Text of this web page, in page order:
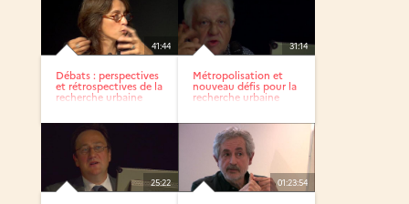
41:44
Débats : perspectives
et rétrospectives de la
recherche urbaine
31:14
Métropolisation et
nouveau défis pour la
recherche urbaine
25:22 01:23:54